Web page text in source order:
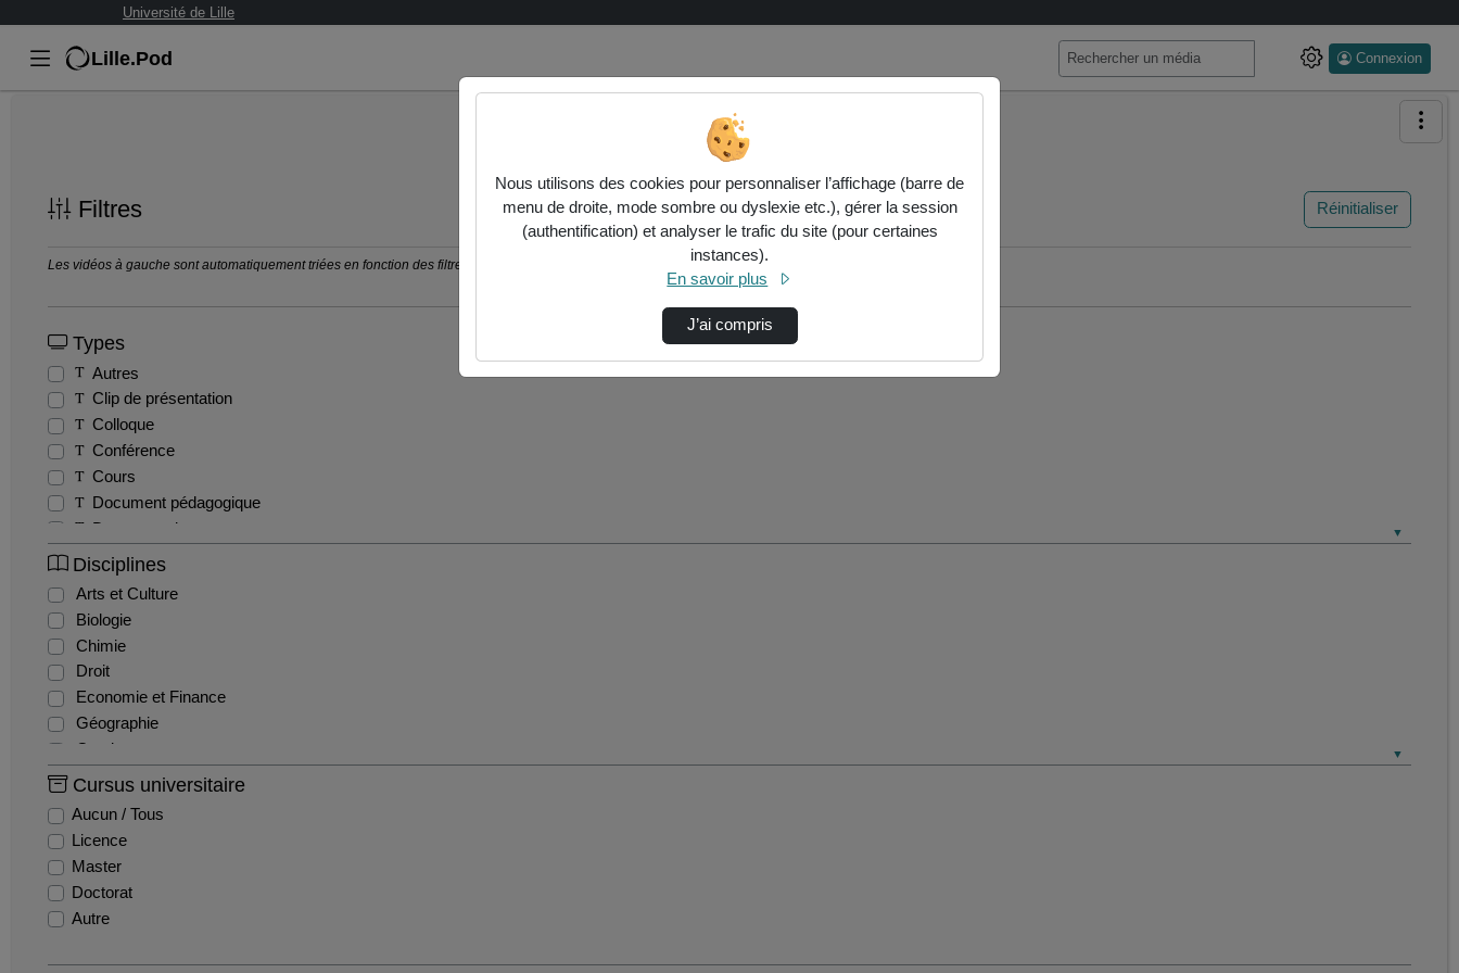
Université de Lille
Lille.Pod Connexion
Filtres Réinitialiser
Les vidéos à gauche sont automatiquement triées en fonction des filtres sélectionnés ci-dessous. Vérifiez les options pour ajuster les résultats.
Types
Autres
Clip de présentation
Colloque
Conférence
Cours
Document pédagogique
Documentaire
Exercice
Interview
Séminaire
Webinaire
Disciplines
Arts et Culture
Biologie
Chimie
Droit
Economie et Finance
Géographie
Gestion
Histoire
Cursus universitaire
Aucun / Tous
Licence
Master
Doctorat
Autre
Nous utilisons des cookies pour personnaliser l’affichage (barre de
menu de droite, mode sombre ou dyslexie etc.), gérer la session
(authentification) et analyser le trafic du site (pour certaines
instances).
En savoir plus
J’ai compris